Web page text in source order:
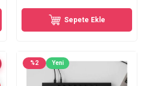
Sepete Ekle
%2 Yeni